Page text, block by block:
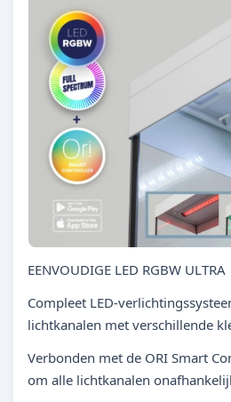
EENVOUDIGE LED RGBW ULTRA
Compleet LED-
lichtkanalen met verschillende
Verbonden met de ORI Smart
om alle lichtkanalen